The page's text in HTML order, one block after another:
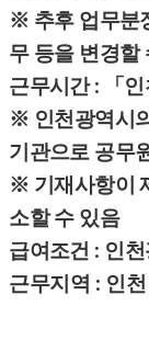
※ 추후 업무분
무 등을 변경할
근무시간 :
「
※ 인천광역시
기관으로 공무
※ 기재사항이
소할 수 있음
급여조건 : 인
근무지역 : 인